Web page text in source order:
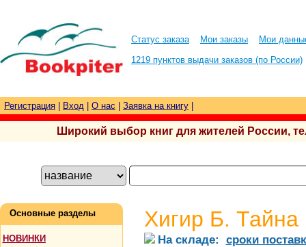
Статус заказа Мои заказы
Мои
1219 пунктов выдачи заказов (по России)
Регистрация Вход О нас Заявка на книгу
Широкий выбор книг для жителей России,
Основные разделы
НОВИНКИ
Хигир Б. Тайна
На складе: сроки